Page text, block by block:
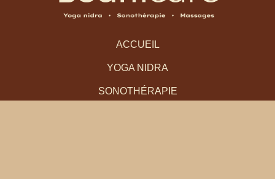
ACCUEIL
YOGA NIDRA
SONOTHÉRAPIE